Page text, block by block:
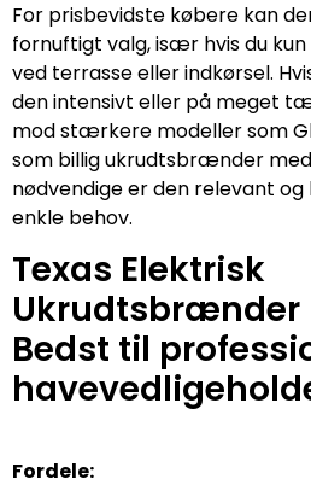
For prisbevidste købere kan
fornuftigt valg, især hvis du
ved terrasse eller indkørsel.
den intensivt eller på meget
mod stærkere modeller som
som billig ukrudtsbrænder
nødvendige er den relevant
enkle behov.
Texas Elektrisk
Ukrudtsbrænder
Bedst til
Fordele: